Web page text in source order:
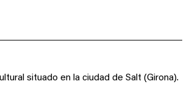
situado en la ciudad de Salt (Girona).